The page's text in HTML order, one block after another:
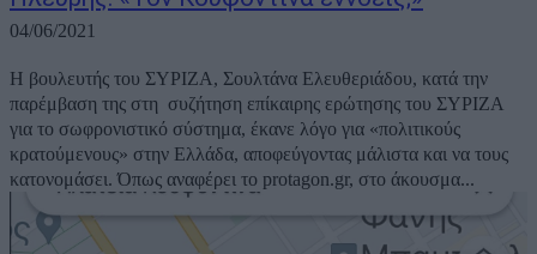
04/06/2021
H βουλευτής του ΣΥΡΙΖΑ, Σουλτάνα Ελευθεριάδου, κατά την
παρέμβαση της στη συζήτηση επίκαιρης ερώτησης του ΣΥΡΙΖΑ
για το σωφρονιστικό σύστημα, έκανε λόγο για «πολιτικούς
κρατούμενους» στην Ελλάδα, αποφεύγοντας μάλιστα και να τους
κατονομάσει. Όπως αναφέρει το protagon.gr, στο άκουσμα...